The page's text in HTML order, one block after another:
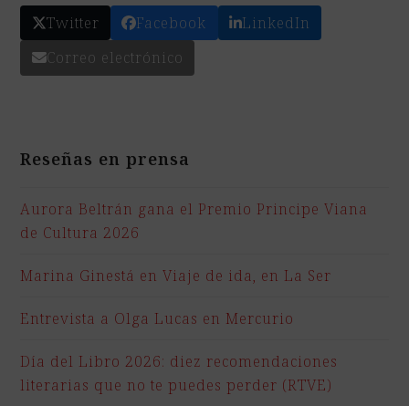
Twitter Facebook
LinkedIn
Correo electrónico
Reseñas en prensa
Aurora Beltrán gana el Premio Principe Viana
de Cultura 2026
Marina Ginestá en Viaje de ida, en La Ser
Entrevista a Olga Lucas en Mercurio
Día del Libro 2026: diez recomendaciones
literarias que no te puedes perder (RTVE)